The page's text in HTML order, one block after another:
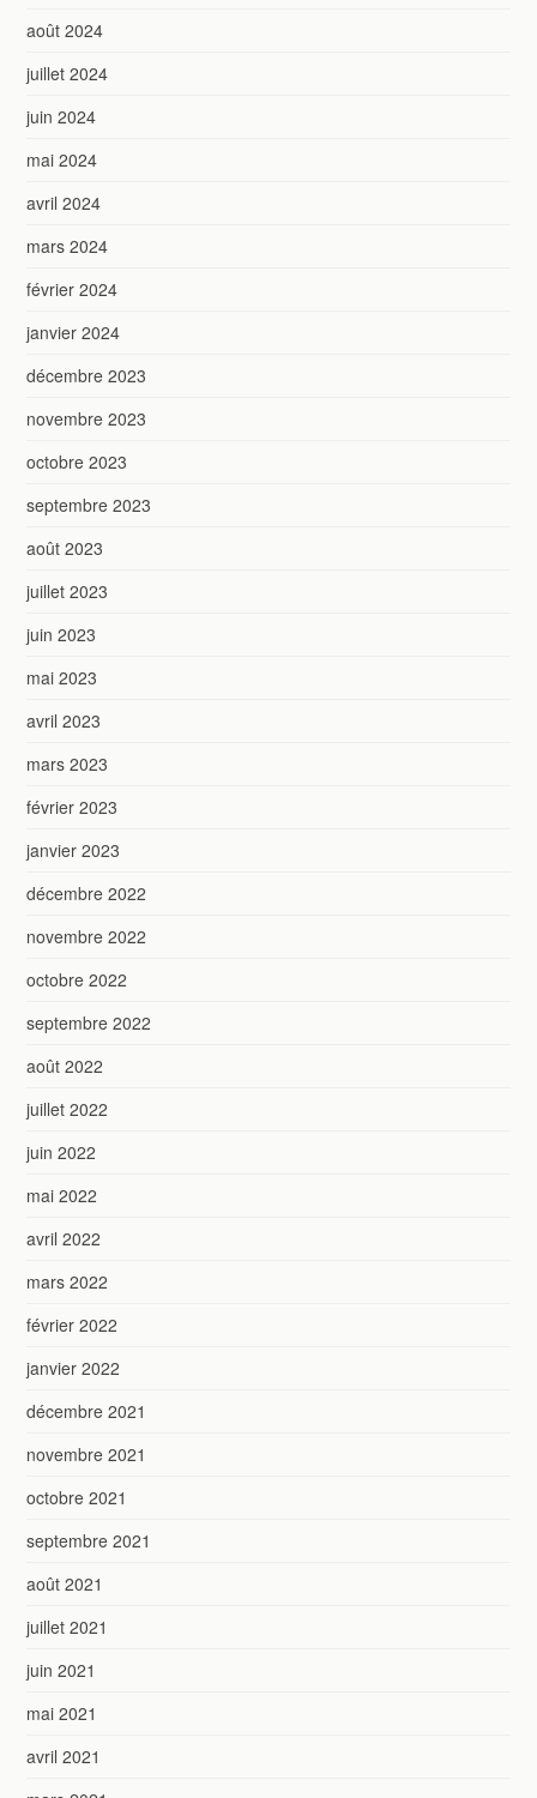
août 2024
juillet 2024
juin 2024
mai 2024
avril 2024
mars 2024
février 2024
janvier 2024
décembre 2023
novembre 2023
octobre 2023
septembre 2023
août 2023
juillet 2023
juin 2023
mai 2023
avril 2023
mars 2023
février 2023
janvier 2023
décembre 2022
novembre 2022
octobre 2022
septembre 2022
août 2022
juillet 2022
juin 2022
mai 2022
avril 2022
mars 2022
février 2022
janvier 2022
décembre 2021
novembre 2021
octobre 2021
septembre 2021
août 2021
juillet 2021
juin 2021
mai 2021
avril 2021